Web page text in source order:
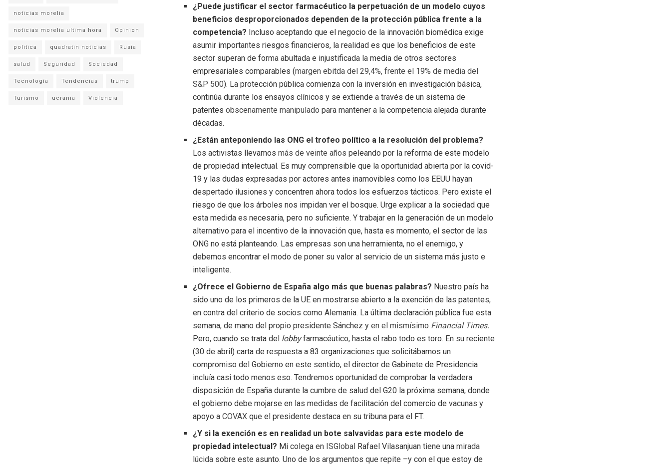
¿Puede justificar el sector farmacéutico la perpetuación de un modelo cuyos
beneficios desproporcionados dependen de la protección pública frente a la
competencia? Incluso aceptando que el negocio de la innovación biomédica exige
asumir importantes riesgos financieros, la realidad es que los beneficios de este
sector superan de forma abultada e injustificada la media de otros sectores
empresariales comparables (margen ebitda del 29,4%, frente el 19% de media del
S&P 500). La protección pública comienza con la inversión en investigación básica,
continúa durante los ensayos clínicos y se extiende a través de un sistema de
patentesobscenamente manipulado para mantener a la competencia alejada durante
décadas.
¿Están anteponiendo las ONG el trofeo político a la resolución del problema?
Los activistas llevamosmás de veinte años peleando por la reforma de este modelo
de propiedad intelectual. Es muy comprensible que la oportunidad abierta por la covid-
19 y las dudas expresadas por actores antes inamovibles como los EEUU hayan
despertado ilusiones y concentren ahora todos los esfuerzos tácticos. Pero existe el
riesgo de que los árboles nos impidan ver el bosque. Urge explicar a la sociedad que
esta medida es necesaria, pero no suficiente. Y trabajar en la generación de un modelo
alternativo para el incentivo de la innovación que, hasta es momento, el sector de las
ONG no está planteando. Las empresas son una herramienta, no el enemigo, y
debemos encontrar el modo de poner su valor al servicio de un sistema más justo e
inteligente.
¿Ofrece el Gobierno de España algo más que buenas palabras? Nuestro país ha
sido uno de los primeros de la UE en mostrarse abierto a la exención de las patentes,
en contra del criterio de socios como Alemania. La última declaración pública fue esta
semana, de mano del propio presidente Sánchez yen el mismísimo Financial Times.
Pero, cuando se trata del lobbyfarmacéutico, hasta el rabo todo es toro. En su reciente
(30 de abril) carta de respuesta a 83 organizaciones que solicitábamos un
compromiso del Gobierno en este sentido, el director de Gabinete de Presidencia
incluía casi todo menos eso. Tendremos oportunidad de comprobar la verdadera
disposición de España durante la cumbre de salud del G20 la próxima semana, donde
el gobierno debe mojarse en las medidas de facilitación del comercio de vacunas y
apoyo aCOVAX que el presidente destaca en su tribuna para el FT.
¿Y si la exención es en realidad un bote salvavidas para este modelo de
propiedad intelectual? Mi colega en ISGlobal Rafael Vilasanjuan tiene unamirada
lúcida sobre este asunto. Uno de los argumentos que repite –y con el que estoy de
noticias morelia
noticias morelia ultima hora Opinion
politica quadratin noticias Rusia
salud Seguridad Sociedad
Tecnología Tendencias trump
Turismo ucrania Violencia